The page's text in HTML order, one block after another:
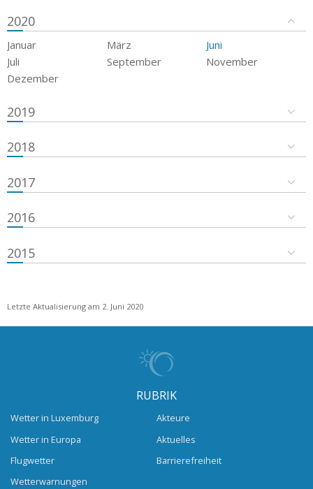
2020
Januar März
Juni
Juli
September
November
Dezember
2019
2018
2017
2016
2015
Letzte Aktualisierung am 2. Juni 2020
RUBRIK
Wetter in Luxemburg
Wetter in Europa
Flugwetter
Wetterwarnungen
Akteure
Aktuelles
Barrierefreiheit